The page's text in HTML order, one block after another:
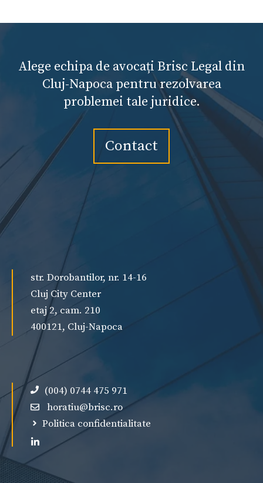
Alege echipa de avocați Brisc Legal din
Cluj-Napoca pentru rezolvarea
problemei tale juridice.
Contact
str. Dorobantilor, nr. 14-16
Cluj City Center
etaj 2, cam. 210
400121, Cluj-Napoca
(004) 0744 475 971
horatiu@brisc.ro
Politica confidentialitate